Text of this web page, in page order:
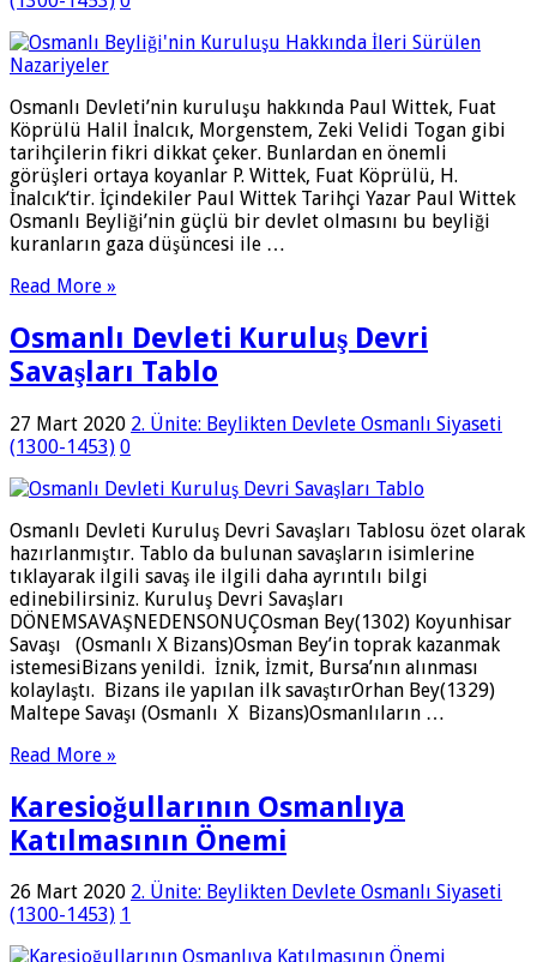
Osmanlı Devleti’nin kuruluşu hakkında Paul Wittek, Fuat
Köprülü Halil İnalcık, Morgenstem, Zeki Velidi Togan gibi
tarihçilerin fikri dikkat çeker. Bunlardan en önemli
görüşleri ortaya koyanlar P. Wittek, Fuat Köprülü, H.
İnalcık‘tir. İçindekiler Paul Wittek Tarihçi Yazar Paul Wittek
Osmanlı Beyliği’nin güçlü bir devlet olmasını bu beyliği
kuranların gaza düşüncesi ile …
Read More »
Osmanlı Devleti Kuruluş Devri
Savaşları Tablo
27 Mart 2020 2. Ünite: Beylikten Devlete Osmanlı Siyaseti
(1300-1453) 0
Osmanlı Devleti Kuruluş Devri Savaşları Tablosu özet olarak
hazırlanmıştır. Tablo da bulunan savaşların isimlerine
tıklayarak ilgili savaş ile ilgili daha ayrıntılı bilgi
edinebilirsiniz. Kuruluş Devri Savaşları
DÖNEMSAVAŞNEDENSONUÇOsman Bey(1302) Koyunhisar
Savaşı (Osmanlı X Bizans)Osman Bey’in toprak kazanmak
istemesiBizans yenildi. İznik, İzmit, Bursa’nın alınması
kolaylaştı. Bizans ile yapılan ilk savaştırOrhan Bey(1329)
Maltepe Savaşı (Osmanlı X Bizans)Osmanlıların …
Read More »
Karesioğullarının Osmanlıya
Katılmasının Önemi
26 Mart 2020 2. Ünite: Beylikten Devlete Osmanlı Siyaseti
(1300-1453) 1